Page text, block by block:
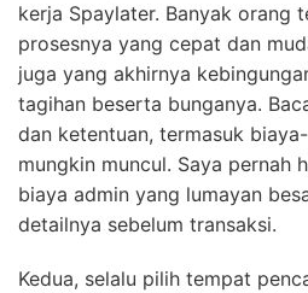
kerja Spaylater. Banyak orang
prosesnya yang cepat dan
juga yang akhirnya
tagihan beserta bunganya.
dan ketentuan, termasuk
mungkin muncul. Saya pernah
biaya admin yang lumayan
detailnya sebelum transaksi.
Kedua, selalu pilih tempat